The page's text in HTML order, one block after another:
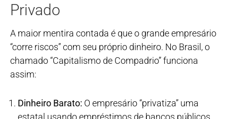
Privado
A maior mentira contada é que o grande empresário
“corre riscos” com seu próprio dinheiro. No Brasil, o
chamado “Capitalismo de Compadrio” funciona
assim:
Dinheiro Barato: O empresário “privatiza” uma
estatal usando empréstimos de bancos públicos